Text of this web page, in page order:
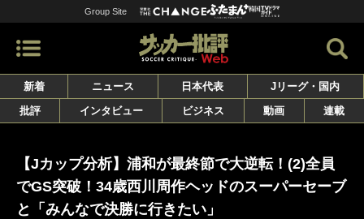
Group Site
新着 ニュース 日本代表
Jリーグ・国内
批評
インタビュー ビジネス 動画 連載
【Jカップ分析】浦和が最終節で大逆転！(2)全員
でGS突破！34歳西川周作ヘッドのスーパーセーブ
と「みんなで決勝に行きたい」